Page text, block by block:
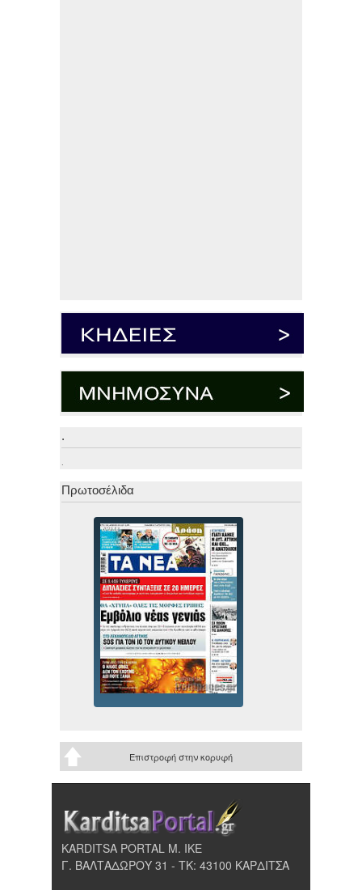
.
.
Πρωτοσέλιδα
Επιστροφή στην κορυφή
KARDITSA PORTAL Μ. ΙΚΕ
Γ. ΒΑΛΤΑΔΩΡΟΥ 31 - ΤΚ: 43100 ΚΑΡΔΙΤΣΑ